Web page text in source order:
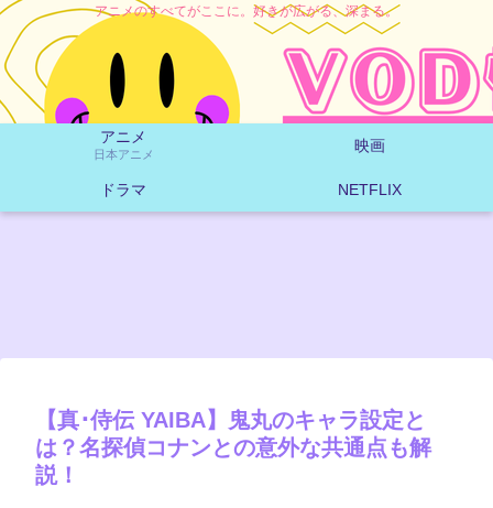
アニメのすべてがここに。好きが広がる、深まる。
アニメ
日本アニメ 映画
ドラマ NETFLIX
【真･侍伝 YAIBA】鬼丸のキャラ設定と
は？名探偵コナンとの意外な共通点も解
説！